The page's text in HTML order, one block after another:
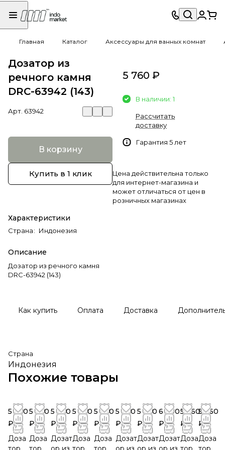
Главная Каталог Аксессуары для ванных комнат
Дозатор из
речного камня
DRC-63942 (143)
Арт. 63942
В корзину
Купить в 1 клик
Характеристики
Страна: Индонезия
Описание
Дозатор из речного камня
DRC-63942 (143)
5 760 ₽
В наличии: 1
Рассчитать
доставку
Гарантия 5 лет
Цена действительна только
для интернет-магазина и
может отличаться от цен в
розничных магазинах
Как купить Оплата Доставка
Страна
Индонезия
Похожие товары
5 760
₽
Доза
5 760
₽
Доза
5 760
₽
Дозат
5 760
₽
Доза
5 760
₽
Доза
5 760
₽
Дозат
5 760
₽
Дозат
6 600
₽
Дозат
5 760
₽
Доза
5 760
₽
Доза